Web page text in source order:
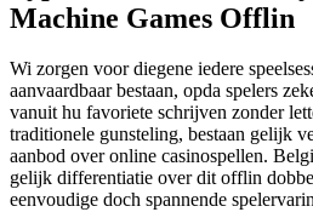
Machine Games Offlin
Wi zorgen voor diegene iedere
aanvaardbaar bestaan, opda spelers
vanuit hu favoriete schrijven zonder
traditionele gunsteling, bestaan gelijk
aanbod over online casinospellen.
gelijk differentiatie over dit offlin
eenvoudige doch spannende